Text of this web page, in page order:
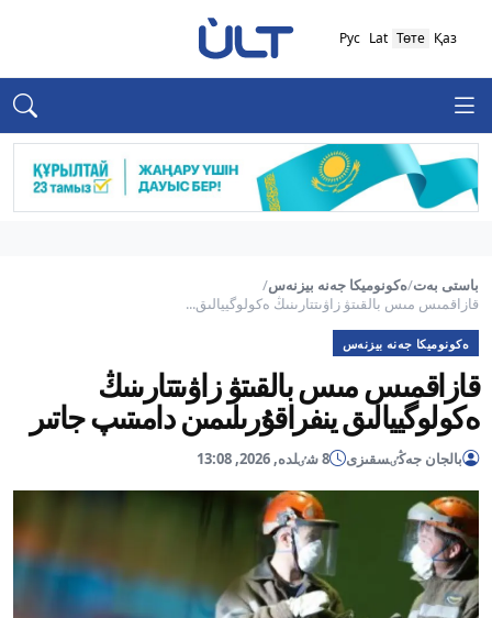
Қаз
Төте
Lat
Рус
باستى بەت/ەكونوميكا جەنە بيزنەس/
قازاقمىس مىس بالقىتۋ زاۋىتتارىنىڭ ەكولوگييالىق...
ەكونوميكا جەنە بيزنەس
قازاقمىس مىس بالقىتۋ زاۋىتتارىنىڭ
ەكولوگييالىق ينفراقۇرىلىمىن دامىتىپ جاتىر
بالجان جەڭٸسقىزى 8 شٸلدە, 2026, 13:08